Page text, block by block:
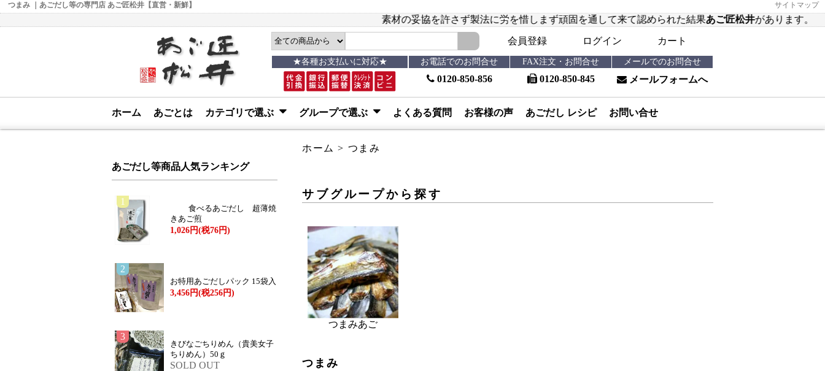
つまみ ｜あごだし等の専門店 あご匠松井【直営・新鮮】
素材の妥協を許さず製法に労を惜しまず頑固を通して来て認められた結果あご匠松井があります。
サイトマップ
会員登録 ログイン カート
メールでのお問合せ
メールフォームへ
FAX注文・お問合せ
0120-850-845
お電話でのお問合せ
0120-850-856
★各種お支払いに対応★
ホーム あごとは カテゴリで選ぶ グループで選ぶ よくある質問 お客様の声 あごだし レシピ お問い合せ
ホーム > つまみ
サブグループから探す
つまみあご
つまみ
あごだし等商品人気ランキング
1
食べるあごだし 超薄焼
きあご煎
1,026円(税76円)
2
お特用あごだしパック 15袋入
3,456円(税256円)
3
きびなごちりめん（貴美女子
ちりめん）50ｇ
SOLD OUT